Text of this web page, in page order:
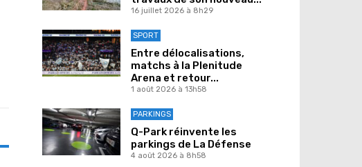
16 juillet 2026 à 8h29
SPORT
Entre délocalisations,
matchs à la Plenitude
Arena et retour...
1 août 2026 à 13h58
PARKINGS
Q-Park réinvente les
parkings de La Défense
4 août 2026 à 8h58